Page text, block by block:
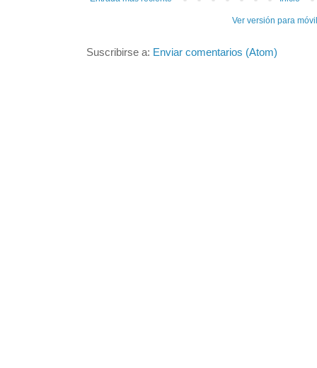
Ver versión para
Suscribirse a: Enviar comentarios (Atom)